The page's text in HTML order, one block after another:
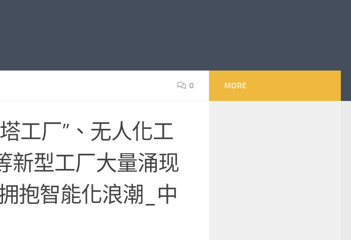
0
工厂”、无人化工
新型工厂大量涌现
智能化浪潮_中
MORE